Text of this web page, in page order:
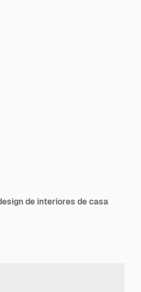
de interiores de casa